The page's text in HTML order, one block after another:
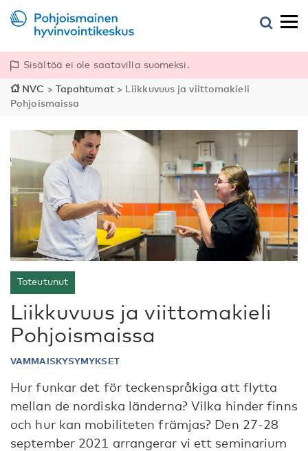
Sisältöä ei ole saatavilla suomeksi.
NVC > Tapahtumat> Liikkuvuus ja viittomakieli
Pohjoismaissa
Toteutunut
Liikkuvuus ja viittomakieli
Pohjoismaissa
VAMMAISKYSYMYKSET
Hur funkar det för teckenspråkiga att flytta
mellan de nordiska länderna? Vilka hinder finns
och hur kan mobiliteten främjas? Den 27-28
september 2021 arrangerar vi ett seminarium